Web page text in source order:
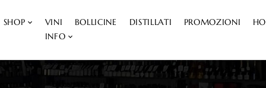
SHOP VINI BOLLICINE DISTILLATI PROMOZIONI
INFO